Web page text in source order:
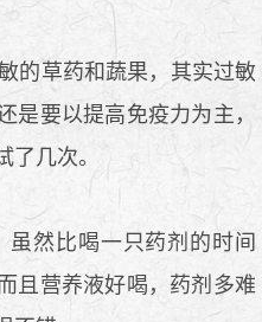
的草药和蔬果，其实过敏
是要以提高免疫力为主，
几次。
然比喝一只药剂的时间
且营养液好喝，药剂多难